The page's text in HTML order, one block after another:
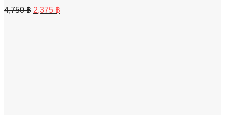
4,750฿ Original
price
2,375 ฿
price